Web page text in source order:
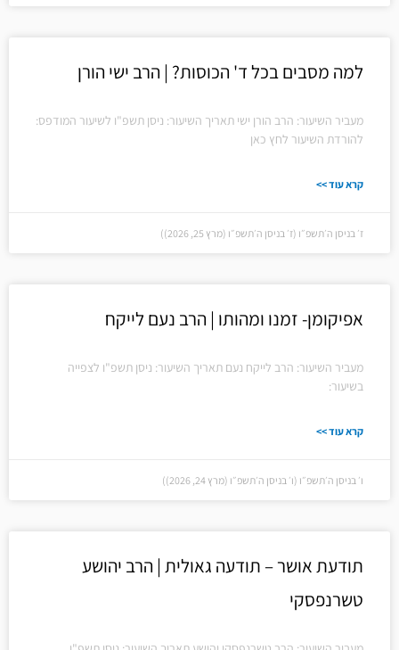
למה מסבים בכל ד' הכוסות? | הרב ישי הורן
מעביר השיעור: הרב הורן ישי תאריך השיעור: ניסן תשפ"ו לשיעור המודפס:
להורדת השיעור לחץ כאן
קרא עוד >>
ז׳ בניסן ה׳תשפ״ו (ז׳ בניסן ה׳תשפ״ו (מרץ 25, 2026))
אפיקומן- זמנו ומהותו | הרב נעם לייקח
מעביר השיעור: הרב לייקח נעם תאריך השיעור: ניסן תשפ"ו לצפייה
בשיעור:
קרא עוד >>
ו׳ בניסן ה׳תשפ״ו (ו׳ בניסן ה׳תשפ״ו (מרץ 24, 2026))
תודעת אושר – תודעה גאולית | הרב יהושע
טשרנפסקי